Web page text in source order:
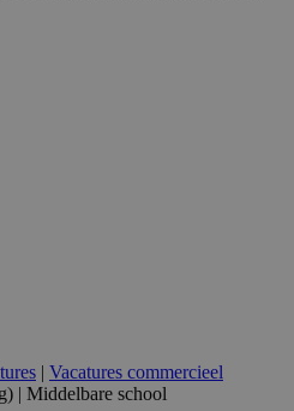
| Vacatures commercieel
| Middelbare school